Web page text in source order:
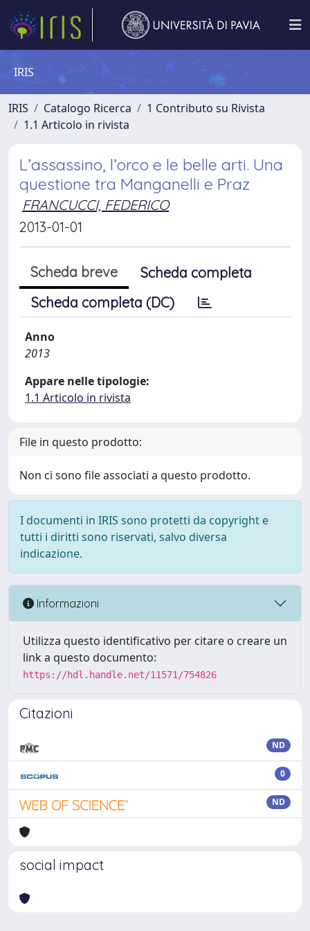
IRIS
IRIS Catalogo Ricerca
1 Contributo su Rivista
1.1 Articolo in rivista
L’assassino, l’orco e le belle arti. Una
questione tra Manganelli e Praz
FRANCUCCI, FEDERICO
2013-01-01
Scheda breve
Scheda completa
Scheda completa (DC)
Anno
2013
Appare nelle tipologie:
1.1 Articolo in rivista
File in questo prodotto:
Non ci sono file associati a questo prodotto.
I documenti in IRIS sono protetti da copyright e
tutti i diritti sono riservati, salvo diversa
indicazione.
Informazioni
Utilizza questo identificativo per citare o creare un
link a questo documento:
https://hdl.handle.net/11571/754826
Citazioni
ND
0
ND
social impact